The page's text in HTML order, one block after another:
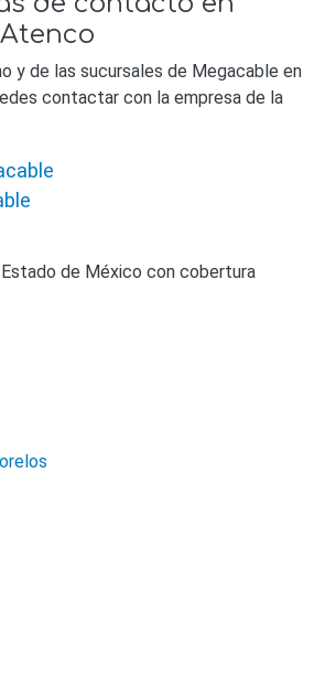
y de las sucursales de Megacable en
contactar con la empresa de la
de México con cobertura